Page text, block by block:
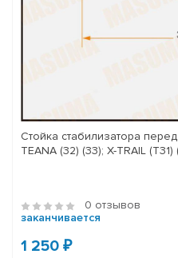
Стойка стабилизатора
TEANA (32) (33); X-TRAIL (T31)
0 отзывов
заканчивается
1 250 ₽